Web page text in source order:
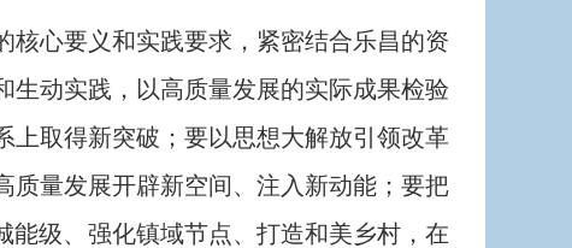
心要义和实践要求，紧密结合乐昌的资
动实践，以高质量发展的实际成果检验
取得新突破；要以思想大解放引领改革
质量发展开辟新空间、注入新动能；要把
能级、强化镇域节点、打造和美乡村，在